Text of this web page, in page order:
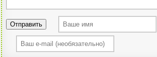
Отправить